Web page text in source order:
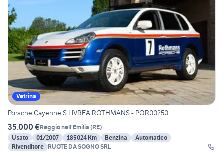
Vetrina
Porsche Cayenne S LIVREA ROTHMANS - POR00250
35.000 €Reggio nell'Emilia (RE)
Usato
01/2007 185024 Km Benzina
Automatico
Rivenditore RUOTE DA SOGNO SRL